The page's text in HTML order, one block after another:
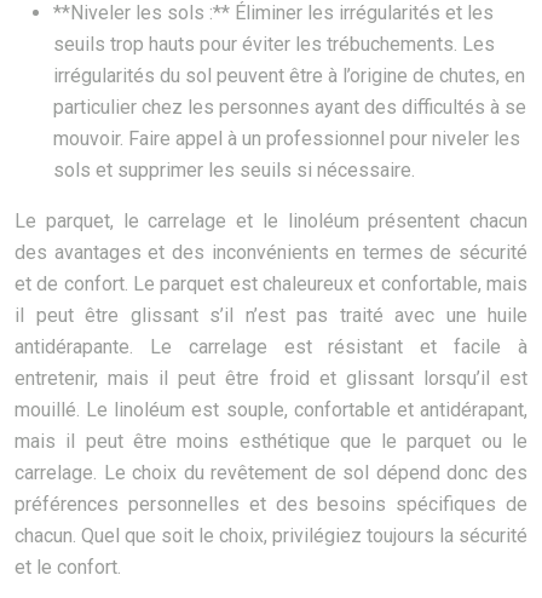
**Niveler les sols :** Éliminer les irrégularités et les
seuils trop hauts pour éviter les trébuchements. Les
irrégularités du sol peuvent être à l’origine de chutes, en
particulier chez les personnes ayant des difficultés à se
mouvoir. Faire appel à un professionnel pour niveler les
sols et supprimer les seuils si nécessaire.
Le parquet, le carrelage et le linoléum présentent chacun
des avantages et des inconvénients en termes de sécurité
et de confort. Le parquet est chaleureux et confortable, mais
il peut être glissant s’il n’est pas traité avec une huile
antidérapante. Le carrelage est résistant et facile à
entretenir, mais il peut être froid et glissant lorsqu’il est
mouillé. Le linoléum est souple, confortable et antidérapant,
mais il peut être moins esthétique que le parquet ou le
carrelage. Le choix du revêtement de sol dépend donc des
préférences personnelles et des besoins spécifiques de
chacun. Quel que soit le choix, privilégiez toujours la sécurité
et le confort.